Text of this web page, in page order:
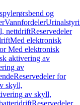
og
Vannfordeler
nettdriftReservedeler
Med elektronisk
Med elektronisk
aktivering av
av
Reservedeler for
skyll,
av skyll,
Reservedeler